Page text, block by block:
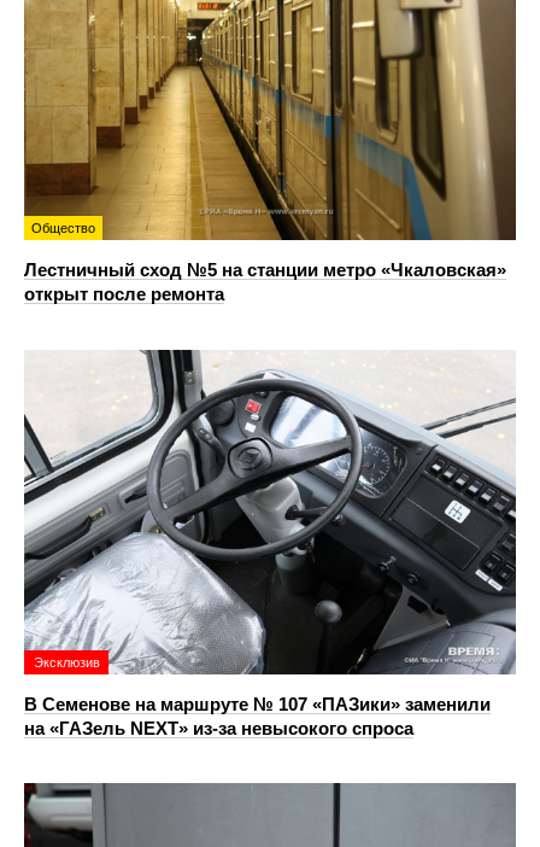
Общество
Лестничный сход №5 на станции метро «Чкаловская»
открыт после ремонта
Эксклюзив
В Семенове на маршруте № 107 «ПАЗики» заменили
на «ГАЗель NEXT» из‑за невысокого спроса